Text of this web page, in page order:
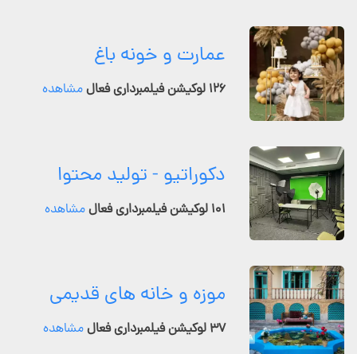
عمارت و خونه باغ
۱۲۶ لوکیشن فیلمبرداری فعال مشاهده
دکوراتیو - تولید محتوا
۱۰۱ لوکیشن فیلمبرداری فعال مشاهده
موزه و خانه های قدیمی
۳۷ لوکیشن فیلمبرداری فعال مشاهده